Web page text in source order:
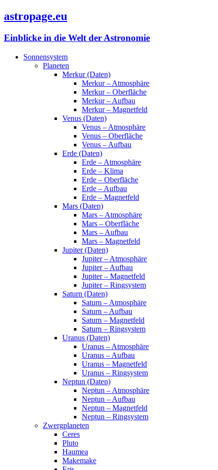
astropage.eu
Einblicke in die Welt der Astronomie
Sonnensystem
Planeten
Merkur (Daten)
Merkur – Atmosphäre
Merkur – Oberfläche
Merkur – Aufbau
Merkur – Magnetfeld
Venus (Daten)
Venus – Atmosphäre
Venus – Oberfläche
Venus – Aufbau
Erde (Daten)
Erde – Atmosphäre
Erde – Klima
Erde – Oberfläche
Erde – Aufbau
Erde – Magnetfeld
Mars (Daten)
Mars – Atmosphäre
Mars – Oberfläche
Mars – Aufbau
Mars – Magnetfeld
Jupiter (Daten)
Jupiter – Atmosphäre
Jupiter – Aufbau
Jupiter – Magnetfeld
Jupiter – Ringsystem
Saturn (Daten)
Saturn – Atmosphäre
Saturn – Aufbau
Saturn – Magnetfeld
Saturn – Ringsystem
Uranus (Daten)
Uranus – Atmosphäre
Uranus – Aufbau
Uranus – Magnetfeld
Uranus – Ringsystem
Neptun (Daten)
Neptun – Atmosphäre
Neptun – Aufbau
Neptun – Magnetfeld
Neptun – Ringsystem
Zwergplaneten
Ceres
Pluto
Haumea
Makemake